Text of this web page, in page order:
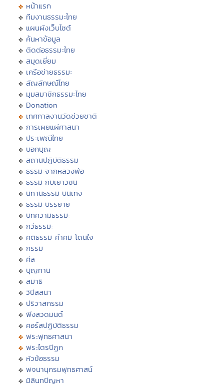
หน้าแรก
ทีมงานธรรมะไทย
แผนผังเว็บไซต์
ค้นหาข้อมูล
ติดต่อธรรมะไทย
สมุดเยี่ยม
เครือข่ายธรรมะ
สัญลักษณ์ไทย
มุมสมาชิกธรรมะไทย
Donation
เทศกาลงานวัดช่วยชาติ
การเผยแผ่ศาสนา
ประเพณีไทย
บอกบุญ
สถานปฏิบัติธรรม
ธรรมะจากหลวงพ่อ
ธรรมะกับเยาวชน
นิทานธรรมะบันเทิง
ธรรมะบรรยาย
บทความธรรมะ
กวีธรรมะ
คติธรรม คำคม โดนใจ
กรรม
ศีล
บุญทาน
สมาธิ
วิปัสสนา
ปริวาสกรรม
ฟังสวดมนต์
คอร์สปฏิบัติธรรม
พระพุทธศาสนา
พระไตรปิฏก
หัวข้อธรรม
พจนานุกรมพุทธศาสน์
มิลินทปัญหา